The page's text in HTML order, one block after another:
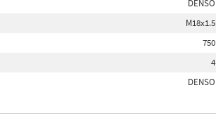
DENSO
M18x1.5
750
4
DENSO